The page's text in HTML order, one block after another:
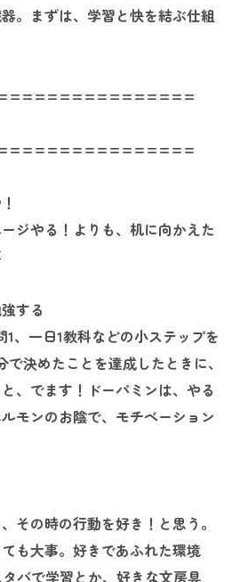
。まずは、学習と快を結ぶ仕組
ジやる！よりも、机に向かえた
する
1、一日1教科などの小ステップを
決めたことを達成したときに、
、でます！ドーパミンは、やる
モンのお陰で、モチベーション
その時の行動を好き！と思う。
も大事。好きであふれた環境
バで学習とか、好きな文房具